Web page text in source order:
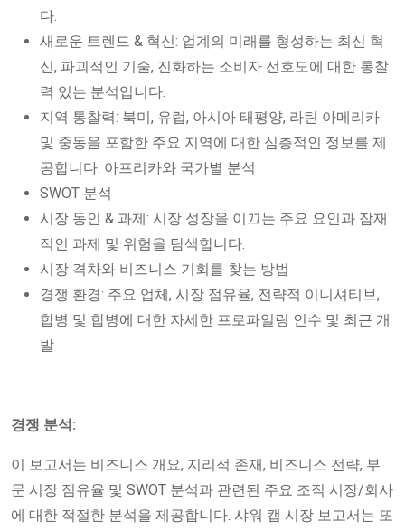
다.
새로운 트렌드 & 혁신: 업계의 미래를 형성하는 최신 혁
신, 파괴적인 기술, 진화하는 소비자 선호도에 대한 통찰
력 있는 분석입니다.
지역 통찰력: 북미, 유럽, 아시아 태평양, 라틴 아메리카
및 중동을 포함한 주요 지역에 대한 심층적인 정보를 제
공합니다. 아프리카와 국가별 분석
SWOT 분석
시장 동인 & 과제: 시장 성장을 이끄는 주요 요인과 잠재
적인 과제 및 위험을 탐색합니다.
시장 격차와 비즈니스 기회를 찾는 방법
경쟁 환경: 주요 업체, 시장 점유율, 전략적 이니셔티브,
합병 및 합병에 대한 자세한 프로파일링 인수 및 최근 개
발
경쟁 분석:
이 보고서는 비즈니스 개요, 지리적 존재, 비즈니스 전략, 부
문 시장 점유율 및 SWOT 분석과 관련된 주요 조직 시장/회사
에 대한 적절한 분석을 제공합니다. 샤워 캡 시장 보고서는 또